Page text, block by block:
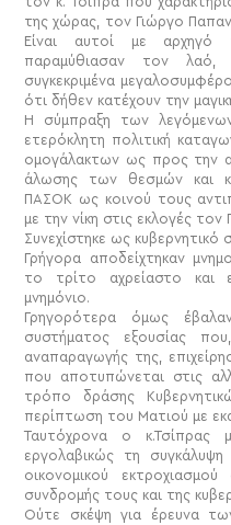
της χώρας, τον Γιώργο
Είναι αυτοί με αρχηγό
παραμύθιασαν τον
συγκεκριμένα
ότι δήθεν κατέχουν την
Η σύμπραξη των
ετερόκλητη πολιτική
ομογάλακτων ως προς την
άλωσης των θεσμών και
ΠΑΣΟΚ ως κοινού τους
με την νίκη στις εκλογές τον
Συνεχίστηκε ως κυβερνητικό
Γρήγορα αποδείχτηκαν
το τρίτο αχρείαστο και
μνημόνιο.
Γρηγορότερα όμως
συστήματος εξουσίας
αναπαραγωγής της,
που αποτυπώνεται στις
τρόπο δράσης
περίπτωση του Ματιού με
Ταυτόχρονα ο
εργολαβικώς τη
οικονομικού
συνδρομής τους και της
Ούτε σκέψη για έρευνα